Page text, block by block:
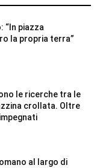
“In piazza
la propria terra”
le ricerche tra le
crollata. Oltre
al largo di